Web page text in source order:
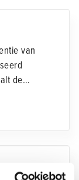
van
de